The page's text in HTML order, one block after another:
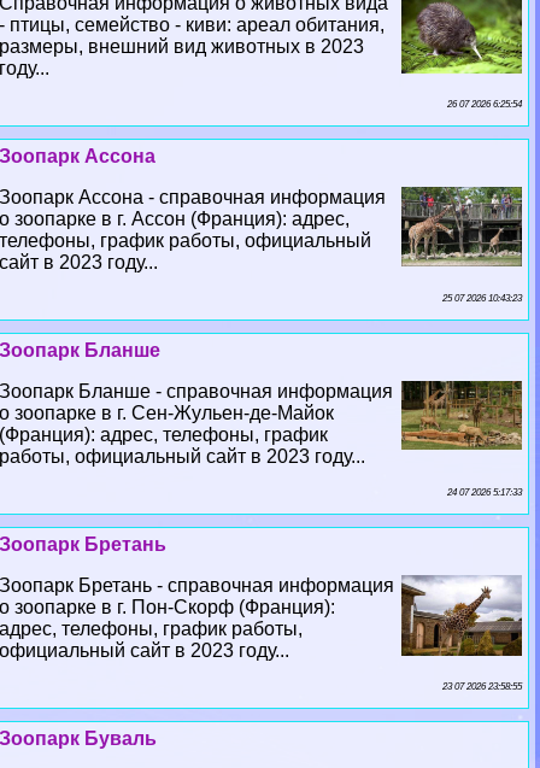
- птицы, семейство - киви: ареал обитания,
размеры, внешний вид животных в 2023
году...
26 07 2026 6:25:54
Зоопарк Ассона
Зоопарк Ассона - справочная информация
о зоопарке в г. Ассон (Франция): адрес,
телефоны, график работы, официальный
сайт в 2023 году...
25 07 2026 10:43:23
Зоопарк Бланше
Зоопарк Бланше - справочная информация
о зоопарке в г. Сен-Жульен-де-Майок
(Франция): адрес, телефоны, график
работы, официальный сайт в 2023 году...
24 07 2026 5:17:33
Зоопарк Бретань
Зоопарк Бретань - справочная информация
о зоопарке в г. Пон-Скорф (Франция):
адрес, телефоны, график работы,
официальный сайт в 2023 году...
23 07 2026 23:58:55
Зоопарк Буваль